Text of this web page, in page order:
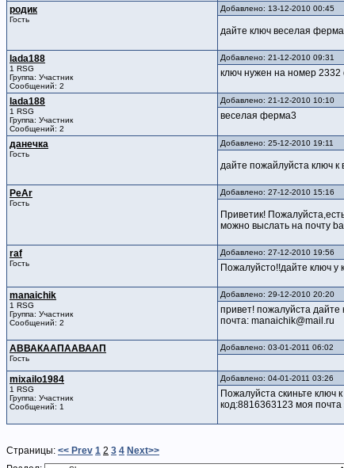
родик
Гость
Добавлено: 13-12-2010 00:45
дайте ключ веселая
lada188
1 RSG
Группа: Участник
Сообщений: 2
Добавлено: 21-12-2010 09:31
ключ нужен на номер 2332
lada188
1 RSG
Группа: Участник
Сообщений: 2
Добавлено: 21-12-2010 10:10
веселая ферма3
данечка
Гость
Добавлено: 25-12-2010 19:11
дайте пожайлуйста ключ
PeAr
Гость
Добавлено: 27-12-2010 15:16
Приветик!
можно выслать на почту
raf
Гость
Добавлено: 27-12-2010 19:56
Пожалуйсто!!дайте ключ у
manaichik
1 RSG
Группа: Участник
Сообщений: 2
Добавлено: 29-12-2010 20:20
привет! пожалуйста
почта: manaichik@mail.ru
АВВАКААПААВААП
Гость
Добавлено: 03-01-2011 06:02
mixailo1984
1 RSG
Группа: Участник
Сообщений: 1
Добавлено: 04-01-2011 03:26
Пожалуйста скиньте ключ
код:8816363123 моя
Страницы: << Prev 1 2 3 4 Next>>